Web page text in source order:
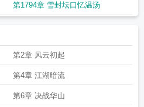
第1794章 雪封坛口忆温汤
第2章 风云初起
第4章 江湖暗流
第6章 决战华山